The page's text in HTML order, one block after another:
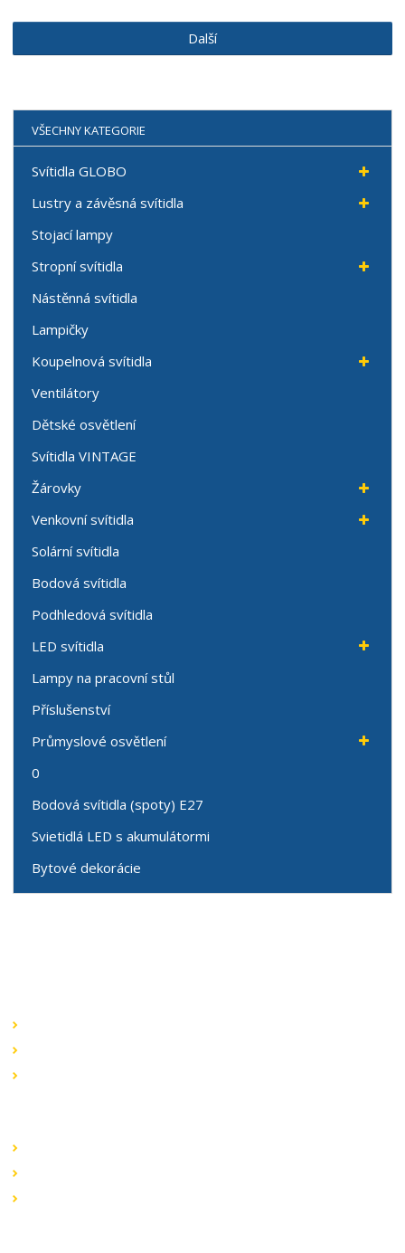
Další
VŠECHNY KATEGORIE
Svítidla GLOBO
Lustry a závěsná svítidla
Stojací lampy
Stropní svítidla
Nástěnná svítidla
Lampičky
Koupelnová svítidla
Ventilátory
Dětské osvětlení
Svítidla VINTAGE
Žárovky
Venkovní svítidla
Solární svítidla
Bodová svítidla
Podhledová svítidla
LED svítidla
Lampy na pracovní stůl
Příslušenství
Průmyslové osvětlení
0
Bodová svítidla (spoty) E27
Svietidlá LED s akumulátormi
Bytové dekorácie